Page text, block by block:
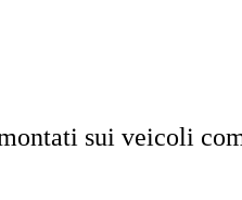
sui veicoli